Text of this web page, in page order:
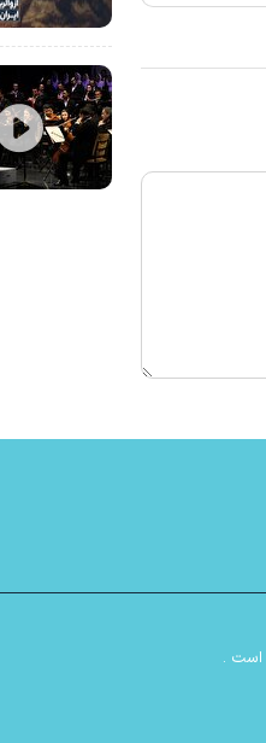
است .